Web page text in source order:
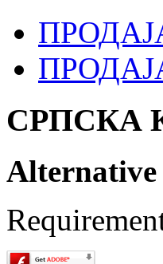
СРПСКА
Alternative